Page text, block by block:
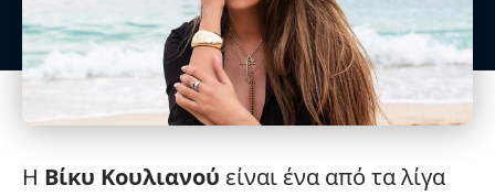
Η Βίκυ Κουλιανού είναι ένα από τα λίγα